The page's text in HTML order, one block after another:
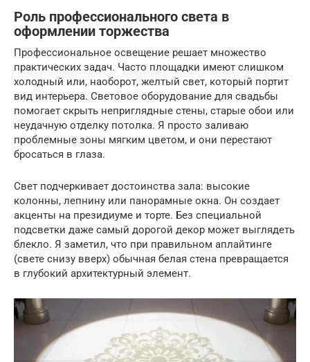
Роль профессионального света в
оформлении торжества
Профессиональное освещение решает множество
практических задач. Часто площадки имеют слишком
холодный или, наоборот, желтый свет, который портит
вид интерьера. Световое оборудование для свадьбы
помогает скрыть неприглядные стены, старые обои или
неудачную отделку потолка. Я просто заливаю
проблемные зоны мягким цветом, и они перестают
бросаться в глаза.
Свет подчеркивает достоинства зала: высокие
колонны, лепнину или панорамные окна. Он создает
акценты на президиуме и торте. Без специальной
подсветки даже самый дорогой декор может выглядеть
блекло. Я заметил, что при правильном аплайтинге
(свете снизу вверх) обычная белая стена превращается
в глубокий архитектурный элемент.